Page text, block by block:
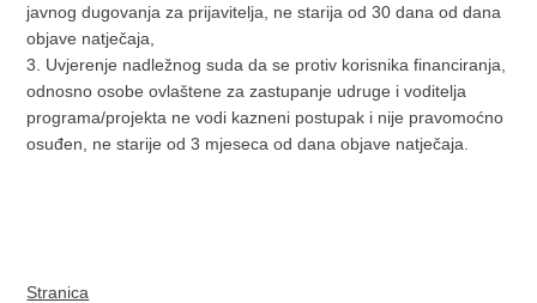
javnog dugovanja za prijavitelja, ne starija od 30 dana od dana
objave natječaja,
3. Uvjerenje nadležnog suda da se protiv korisnika financiranja,
odnosno osobe ovlaštene za zastupanje udruge i voditelja
programa/projekta ne vodi kazneni postupak i nije pravomoćno
osuđen, ne starije od 3 mjeseca od dana objave natječaja.
Stranica